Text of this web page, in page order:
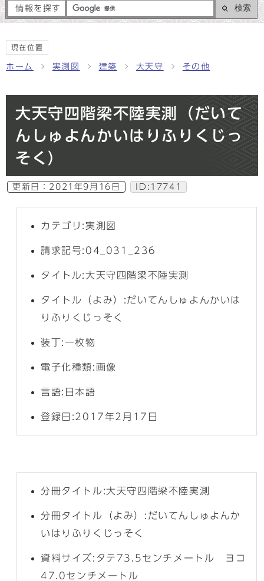
情報を探す 検索
現在位置
ホーム 実測図 建築 大天守 その他
大天守四階梁不陸実測（だいて
んしゅよんかいはりふりくじっ
そく）
更新日： 2021年9月16日 ID:17741
カテゴリ:実測図
請求記号:04_031_236
タイトル:大天守四階梁不陸実測
タイトル（よみ）:だいてんしゅよんかいは
りふりくじっそく
装丁:一枚物
電子化種類:画像
言語:日本語
登録日:2017年2月17日
分冊タイトル:大天守四階梁不陸実測
分冊タイトル（よみ）:だいてんしゅよんか
いはりふりくじっそく
資料サイズ:タテ73.5センチメートル ヨコ
47.0センチメートル